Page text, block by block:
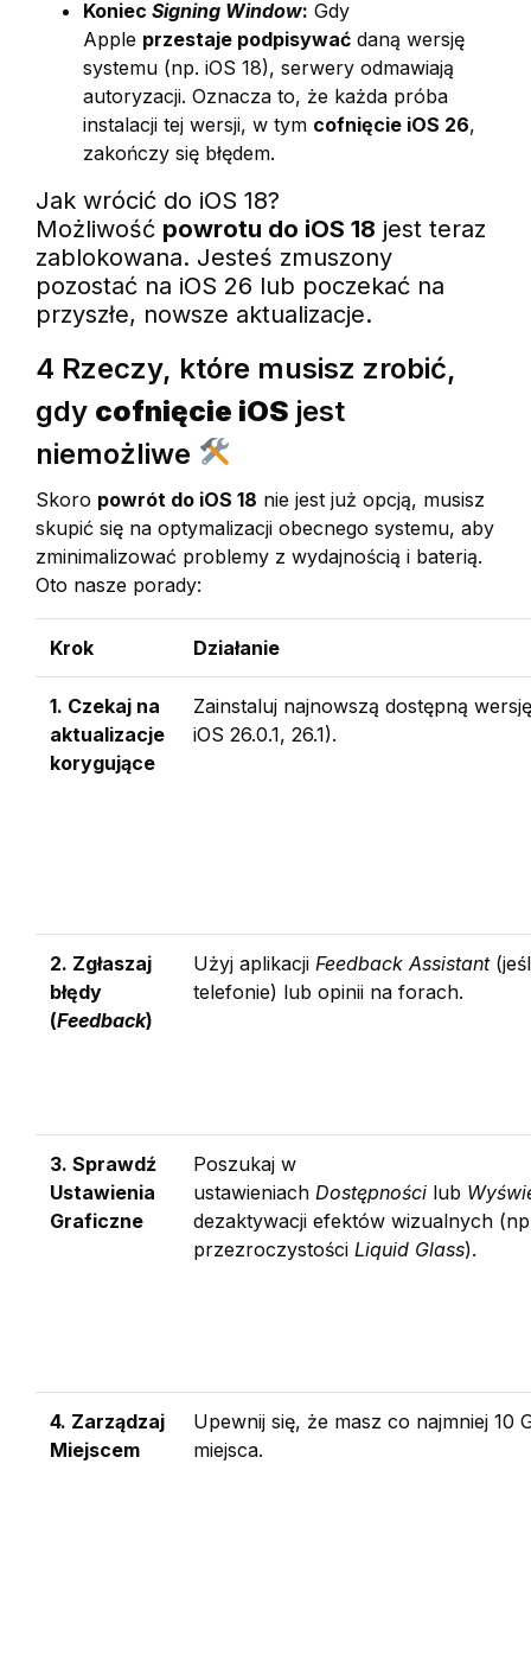
Koniec Signing Window: Gdy
Apple przestaje podpisywać daną wersję
systemu (np. iOS 18), serwery odmawiają
autoryzacji. Oznacza to, że każda próba
instalacji tej wersji, w tym cofnięcie iOS 26,
zakończy się błędem.
Jak wrócić do iOS 18?
Możliwość powrotu do iOS 18 jest teraz
zablokowana. Jesteś zmuszony
pozostać na iOS 26 lub poczekać na
przyszłe, nowsze aktualizacje.
4 Rzeczy, które musisz zrobić,
gdy cofnięcie iOS jest
niemożliwe
Skoro powrót do iOS 18 nie jest już opcją, musisz
skupić się na optymalizacji obecnego systemu, aby
zminimalizować problemy z wydajnością i baterią.
Oto nasze porady:
Krok Działanie
1. Czekaj na
aktualizacje
korygujące
Zainstaluj najnowszą dostępną
iOS 26.0.1, 26.1).
2. Zgłaszaj
błędy
(Feedback)
Użyj aplikacji Feedback Assistant
telefonie) lub opinii na forach.
3. Sprawdź
Ustawienia
Graficzne
Poszukaj w
ustawieniach Dostępności lub
dezaktywacji efektów wizualnych
przezroczystości Liquid Glass).
4. Zarządzaj
Miejscem
Upewnij się, że masz co najmniej 10
miejsca.